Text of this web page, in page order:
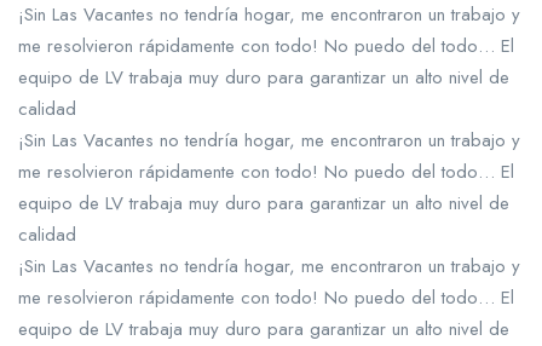
¡Sin Las Vacantes no tendría hogar, me encontraron un trabajo y
me resolvieron rápidamente con todo! No puedo del todo… El
equipo de LV trabaja muy duro para garantizar un alto nivel de
calidad
¡Sin Las Vacantes no tendría hogar, me encontraron un trabajo y
me resolvieron rápidamente con todo! No puedo del todo… El
equipo de LV trabaja muy duro para garantizar un alto nivel de
calidad
¡Sin Las Vacantes no tendría hogar, me encontraron un trabajo y
me resolvieron rápidamente con todo! No puedo del todo… El
equipo de LV trabaja muy duro para garantizar un alto nivel de